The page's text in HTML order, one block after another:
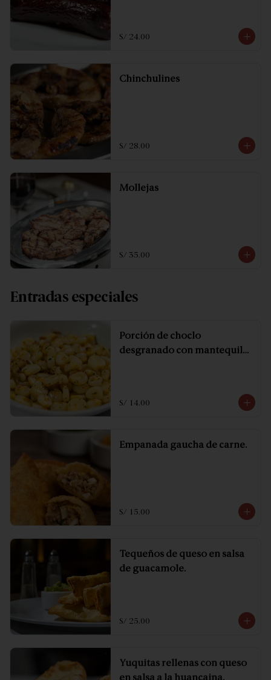
S/ 24.00
Chinchulines
S/ 28.00
Mollejas
S/ 35.00
Entradas especiales
Porción de choclo
desgranado con mantequilla
S/ 14.00
Empanada gaucha de carne.
S/ 15.00
Tequeños de queso en salsa
de guacamole.
S/ 25.00
Yuquitas rellenas con queso